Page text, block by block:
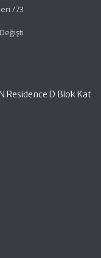
/73
Residence D Blok Kat